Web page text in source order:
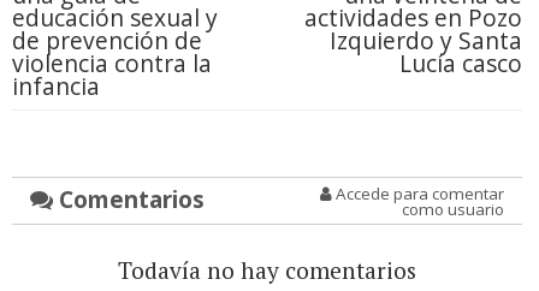
educación sexual y
de prevención de
violencia contra la
infancia
actividades en Pozo
Izquierdo y Santa
Lucía casco
Comentarios Accede para comentar
como usuario
Todavía no hay comentarios